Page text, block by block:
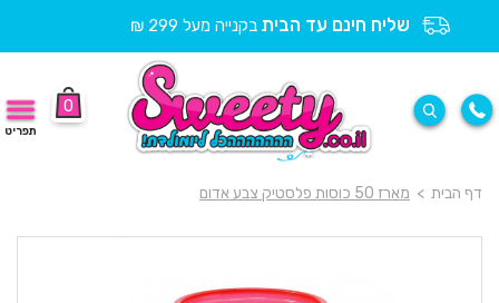
שליח חינם עד הבית בקנייה מעל 299 ₪
0
תפריט
דף הבית > מארז 50 כוסות פלסטיק צבע אדום